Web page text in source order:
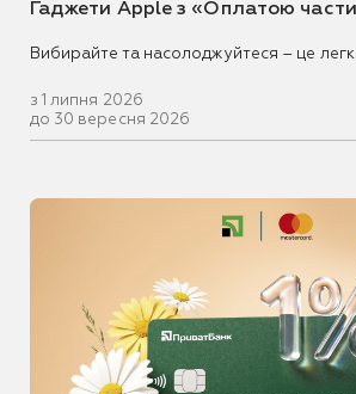
Гаджети Apple з «Оплатою
Вибирайте та насолоджуйтеся – це
з 1 липня 2026
до 30 вересня 2026